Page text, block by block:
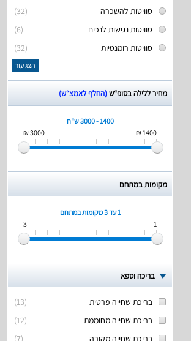
(32)
סוויטות להשכרה
(6)
סוויטות נגישות לנכים
(32)
סוויטות רומנטיות
הצג עוד
מחיר ללילה בסופ“ש(החלף לאמצ“ש)
1400 - 3000 ש"ח
1400 ₪
3000 ₪
מקומות במתחם
1 עד 3
מקומות במתחם
1
3
בריכה וספא
(
13
)
בריכת שחייה פרטית
(
12
)
בריכת שחייה מחוממת
(
7
) בריכת שחייה מקורה